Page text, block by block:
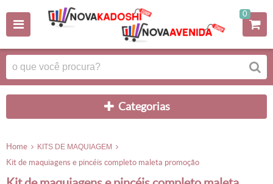
0
categorias
home KITS DE MAQUIAGEM
kit de maquiagens e pincéis completo maleta promoção